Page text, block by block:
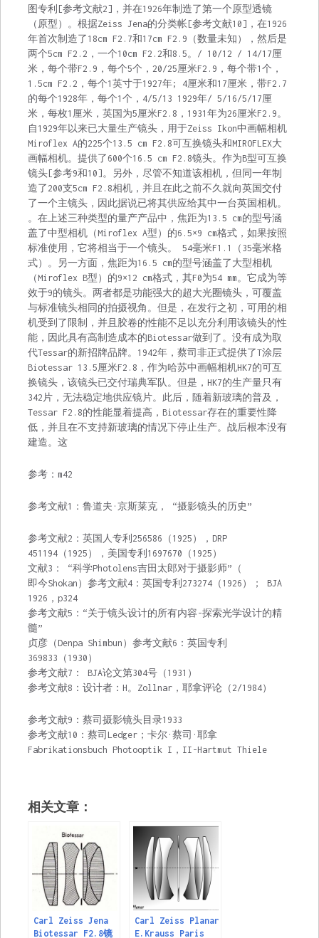
图专利[参考文献2]，并在1926年制造了第一个原型透镜
（原型）。根据Zeiss Jena的分类帐[参考文献10]，在1926
年首次制造了1​​8cm F2.7和17cm F2.9（数量未知），然后是
两个5cm F2.2，一个10cm F2.2和8.5。/ 10/12 / 14/17厘
米，每个带F2.9，每个5个，20/25厘米F2.9，每个带1个，
1.5cm F2.2，每个1英寸于1927年; 4厘米和17厘米，带F2.7
的每个1928年，每个1个，4/5/13 1929年/ 5/16/5/17厘
米，每枚1厘米，英国为5厘米F2.8，1931年为26厘米F2.9。
自1929年以来已大量生产镜头，用于Zeiss Ikon中画幅相机
Miroflex A的225个13.5 cm F2.8可互换镜头和MIROFLEX大
画幅相机。提供了600个16.5 cm F2.8镜头。作为B型可互换
镜头[参考9和10]。另外，尽管不知道该相机，但同一年制
造了200支5cm F2.8相机，并且在此之前不久就向英国交付
了一个主镜头，因此据说已将其供应给其中一台英国相机。
。在上述三种类型的量产产品中，焦距为13.5 cm的型号涵
盖了中型相机（Miroflex A型）的6.5×9 cm格式，如果按照
标准使用，它将相当于一个镜头。 54毫米F1.1（35毫米格
式）。另一方面，焦距为16.5 cm的型号涵盖了大型相机
（Miroflex B型）的9×12 cm格式，其F0为54 mm。它成为等
效于9的镜头。两者都是功能强大的超大光圈镜头，可覆盖
与标准镜头相同的拍摄视角。但是，在发行之初，可用的相
机受到了限制，并且胶卷的性能不足以充分利用该镜头的性
能，因此具有高制造成本的Biotessar做到了。没有成为取
代Tessar的新招牌品牌。1942年，蔡司非正式提供了T涂层
Biotessar 13.5厘米F2.8，作为哈苏中画幅相机HK7的可互
换镜头，该镜头已交付瑞典军队。但是，HK7的生产量只有
342片，无法稳定地供应镜片。此后，随着新玻璃的普及，
Tessar F2.8的性能显着提高，Biotessar存在的重要性降
低，并且在不支持新玻璃的情况下停止生产。战后根本没有
建造。这
参考：m42
参考文献1：鲁道夫·京斯莱克， “摄影镜头的历史”
参考文献2：英国人专利256586（1925），DRP
451194（1925），美国专利1697670（1925）
文献3： “科学Photolens吉田太郎对于摄影师”（
即今Shokan）参考文献4：英国专利273274（1926）； BJA
1926，p324
参考文献5：“关于镜头设计的所有内容-探索光学设计的精
髓”
贞彦（Denpa Shimbun）参考文献6：英国专利
369833（1930）
参考文献7： BJA论文第304号（1931）
参考文献8：设计者：H。Zollnar，耶拿评论（2/1984）
参考文献9：蔡司摄影镜头目录1933
参考文献10：蔡司Ledger；卡尔·蔡司·耶拿
Fabrikationsbuch Photooptik I，II-Hartmut Thiele
相关文章：
Carl Zeiss Jena
Biotessar F2.8镜
Carl Zeiss Planar
E.Krauss Paris